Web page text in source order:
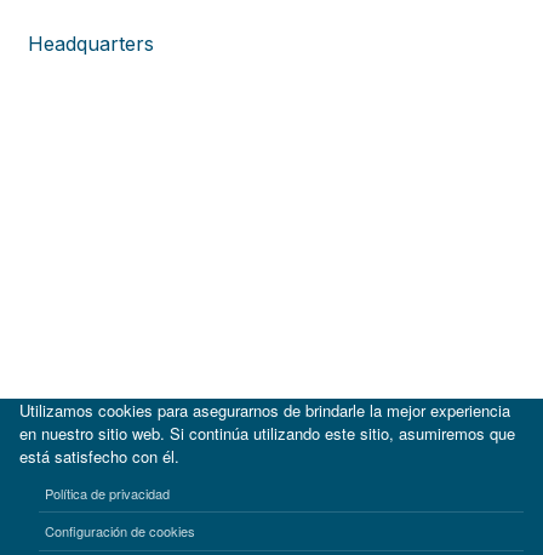
Headquarters
Términos de uso Aviso de privacidad
Utilizamos cookies para asegurarnos de brindarle la mejor experiencia
en nuestro sitio web. Si continúa utilizando este sitio, asumiremos que
está satisfecho con él.
Política de privacidad
Configuración de cookies